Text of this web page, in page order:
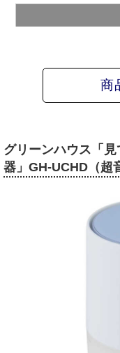
商
グリーンハウス「
器」GH-UCHD（超